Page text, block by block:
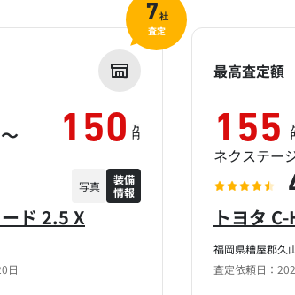
日
ド 2.5 X
～ 150 万
円
写真
装備
情報
7社
査定
福岡県糟屋郡久
査定依頼日：
トヨタ
最高査定額
155
ネクステー